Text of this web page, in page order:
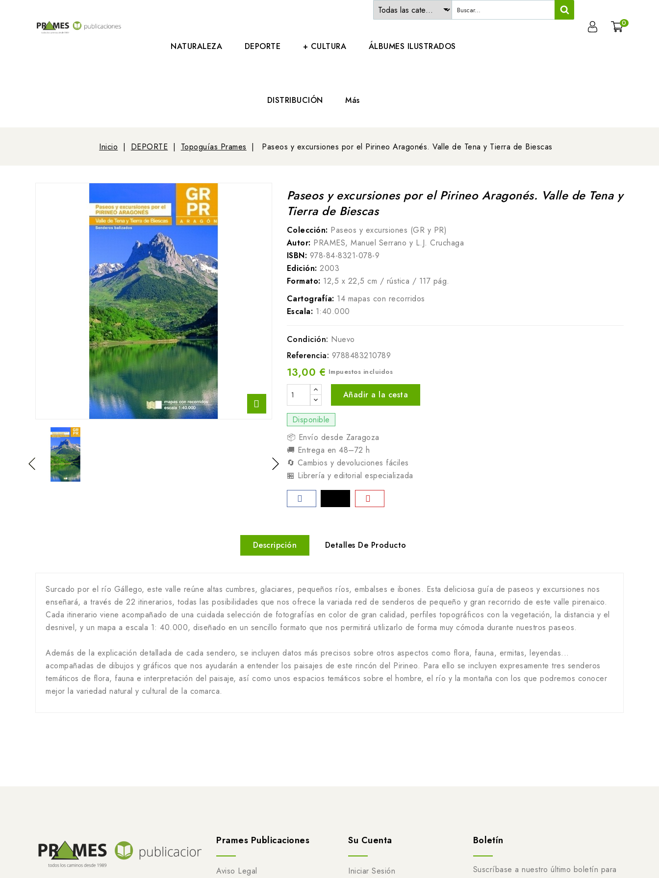
0
NATURALEZA DEPORTE + CULTURA ÁLBUMES ILUSTRADOS
DISTRIBUCIÓN Más
Inicio DEPORTE Topoguías Prames Paseos y excursiones por el Pirineo Aragonés. Valle de Tena y Tierra de Biescas
Paseos y excursiones por el Pirineo Aragonés. Valle de Tena y
Tierra de Biescas
Colección: Paseos y excursiones (GR y PR)
Autor: PRAMES, Manuel Serrano y L.J. Cruchaga
ISBN: 978-84-8321-078-9
Edición: 2003
Formato: 12,5 x 22,5 cm / rústica / 117 pág.
Cartografía: 14 mapas con recorridos
Escala: 1:40.000
Condición: Nuevo
Referencia: 9788483210789
13,00 € Impuestos incluidos
Añadir a la cesta
Disponible
📦 Envío desde Zaragoza
🚚 Entrega en 48–72 h
🔄 Cambios y devoluciones fáciles
🏪 Librería y editorial especializada
Descripción Detalles De Producto
Surcado por el río Gállego, este valle reúne altas cumbres, glaciares, pequeños ríos, embalses e ibones. Esta deliciosa guía de paseos y excursiones nos
enseñará, a través de 22 itinerarios, todas las posibilidades que nos ofrece la variada red de senderos de pequeño y gran recorrido de este valle pirenaico.
Cada itinerario viene acompañado de una cuidada selección de fotografías en color de gran calidad, perfiles topográficos con la vegetación, la distancia y el
desnivel, y un mapa a escala 1: 40.000, diseñado en un sencillo formato que nos permitirá utilizarlo de forma muy cómoda durante nuestros paseos.
Además de la explicación detallada de cada sendero, se incluyen datos más precisos sobre otros aspectos como flora, fauna, ermitas, leyendas...
acompañadas de dibujos y gráficos que nos ayudarán a entender los paisajes de este rincón del Pirineo. Para ello se incluyen expresamente tres senderos
temáticos de flora, fauna e interpretación del paisaje, así como unos espacios temáticos sobre el hombre, el río y la montaña con los que podremos conocer
mejor la variedad natural y cultural de la comarca.
Prames Publicaciones
Aviso Legal
Su Cuenta
Iniciar Sesión
Boletín
Suscríbase a nuestro último boletín para